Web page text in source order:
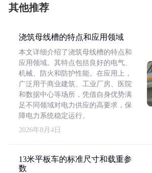
其他推荐
浇筑母线槽的特点和应用领域
本文详细介绍了浇筑母线槽的特点和
应用领域。其特点包括良好的电气、
机械、防火和防护性能。在应用上，
广泛用于商业建筑、工业厂房、医院
和数据中心等场所，凭借自身优势满
足不同领域对电力供应的高要求，保
障电力系统稳定运行。
2026年8月4日
13米平板车的标准尺寸和载重参
数